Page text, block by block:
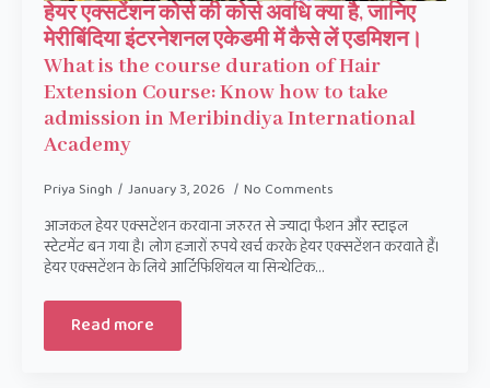
हेयर एक्सटेंशन कोर्स की कोर्स अवधि क्या है, जानिए
मेरीबिंदिया इंटरनेशनल एकेडमी में कैसे लें एडमिशन।
What is the course duration of Hair
Extension Course: Know how to take
admission in Meribindiya International
Academy
Priya Singh January 3, 2026 No Comments
आजकल हेयर एक्सटेंशन करवाना जरुरत से ज्यादा फैशन और स्टाइल
स्टेटमेंट बन गया है। लोग हजारों रुपये खर्च करके हेयर एक्सटेंशन करवाते हैं।
हेयर एक्सटेंशन के लिये आर्टिफिशियल या सिन्थेटिक…
Read more